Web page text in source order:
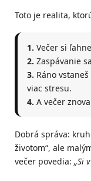
Toto je realita,
1. Večer si
2. Zaspávanie
3. Ráno
viac stresu.
4. A večer
Dobrá správa:
životom“, ale
večer povedia: „Si